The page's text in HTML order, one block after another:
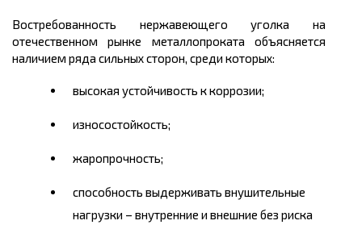
Востребованность нержавеющего уголка на
отечественном рынке металлопроката объясняется
наличием ряда сильных сторон, среди которых:
высокая устойчивость к коррозии;
износостойкость;
жаропрочность;
способность выдерживать внушительные
нагрузки – внутренние и внешние без риска